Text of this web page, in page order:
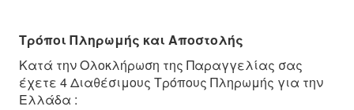
Τρόποι Πληρωμής και Αποστολής
Κατά την Ολοκλήρωση της Παραγγελίας σας
έχετε 4 Διαθέσιμους Τρόπους Πληρωμής για την
Ελλάδα :